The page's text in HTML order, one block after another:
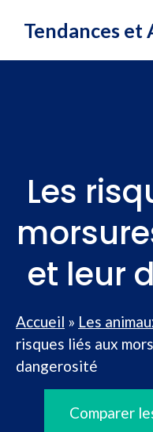
Tendances et
Les
et leur
Accueil » Les
risques liés aux
dangerosité
Comparer